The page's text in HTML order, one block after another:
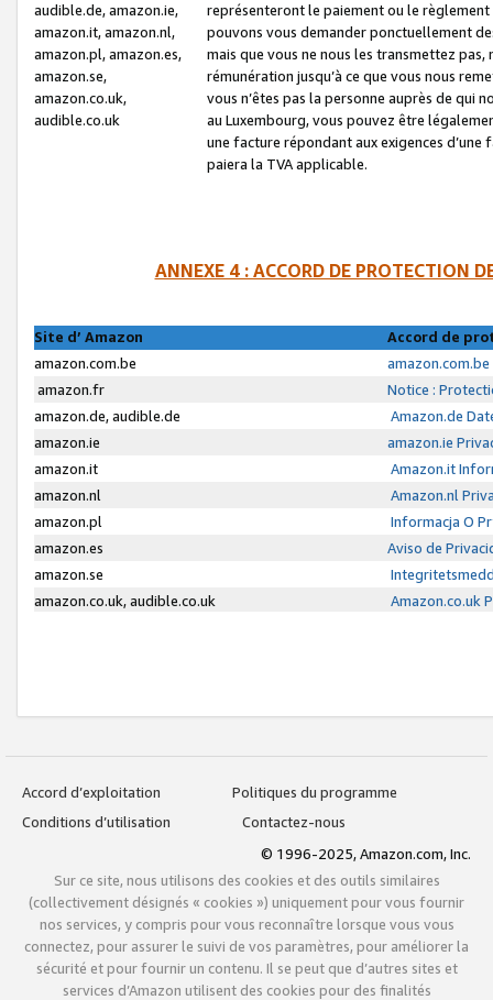
audible.de, amazon.ie,
amazon.it, amazon.nl,
amazon.pl, amazon.es,
amazon.se,
amazon.co.uk,
audible.co.uk
représenteront le paiement ou le
pouvons vous demander ponctuellement
mais que vous ne nous les transmettez
rémunération jusqu’à ce que vous nous
vous n’êtes pas la personne auprès de qui
au Luxembourg, vous pouvez être
une facture répondant aux exigences
paiera la TVA applicable.
ANNEXE 4 : ACCORD DE PROTECTION
Site d’ Amazon
Accord de
amazon.com.be
amazon.fr
Notice :
amazon.de, audible.de
Amazon.de
amazon.ie
amazon.ie
amazon.it
Amazon.it
amazon.nl
Amazon.nl
amazon.pl
Informacja O
amazon.es
Aviso de
amazon.se
amazon.co.uk, audible.co.uk
Amazon.co.uk
Accord d’exploitation
Politiques du programme
Conditions d’utilisation
Contactez-nous
© 1996-2025, Amazon.com, Inc.
Sur ce site, nous utilisons des cookies et des outils similaires
(collectivement désignés « cookies ») uniquement pour vous fournir
nos services, y compris pour vous reconnaître lorsque vous vous
connectez, pour assurer le suivi de vos paramètres, pour améliorer la
sécurité et pour fournir un contenu. Il se peut que d’autres sites et
services d’Amazon utilisent des cookies pour des finalités